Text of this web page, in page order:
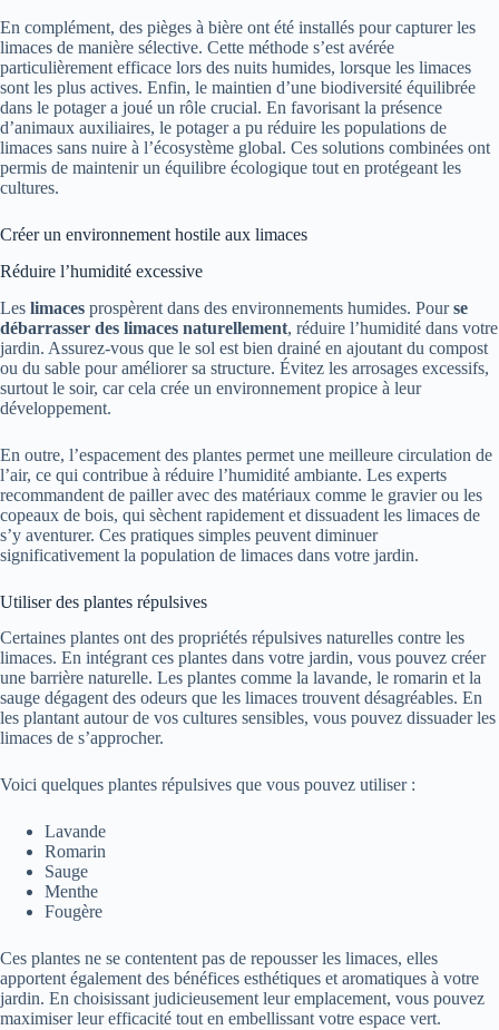
En complément, des pièges à bière ont été installés pour capturer les
limaces de manière sélective. Cette méthode s’est avérée
particulièrement efficace lors des nuits humides, lorsque les limaces
sont les plus actives. Enfin, le maintien d’une biodiversité équilibrée
dans le potager a joué un rôle crucial. En favorisant la présence
d’animaux auxiliaires, le potager a pu réduire les populations de
limaces sans nuire à l’écosystème global. Ces solutions combinées ont
permis de maintenir un équilibre écologique tout en protégeant les
cultures.
Créer un environnement hostile aux limaces
Réduire l’humidité excessive
Les limaces prospèrent dans des environnements humides. Pourse
débarrasser des limaces naturellement, réduire l’humidité dans votre
jardin. Assurez-vous que le sol est bien drainé en ajoutant du compost
ou du sable pour améliorer sa structure. Évitez les arrosages excessifs,
surtout le soir, car cela crée un environnement propice à leur
développement.
En outre, l’espacement des plantes permet une meilleure circulation de
l’air, ce qui contribue à réduire l’humidité ambiante. Les experts
recommandent de pailler avec des matériaux comme le gravier ou les
copeaux de bois, qui sèchent rapidement et dissuadent les limaces de
s’y aventurer. Ces pratiques simples peuvent diminuer
significativement la population de limaces dans votre jardin.
Utiliser des plantes répulsives
Certaines plantes ont des propriétés répulsives naturelles contre les
limaces. En intégrant ces plantes dans votre jardin, vous pouvez créer
une barrière naturelle. Les plantes comme la lavande, le romarin et la
sauge dégagent des odeurs que les limaces trouvent désagréables. En
les plantant autour de vos cultures sensibles, vous pouvez dissuader les
limaces de s’approcher.
Voici quelques plantes répulsives que vous pouvez utiliser :
Lavande
Romarin
Sauge
Menthe
Fougère
Ces plantes ne se contentent pas de repousser les limaces, elles
apportent également des bénéfices esthétiques et aromatiques à votre
jardin. En choisissant judicieusement leur emplacement, vous pouvez
maximiser leur efficacité tout en embellissant votre espace vert.